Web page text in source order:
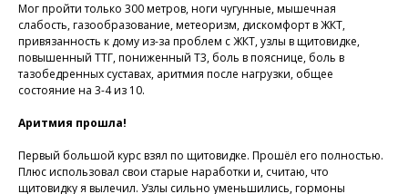
Мог пройти только 300 метров, ноги чугунные, мышечная
слабость, газообразование, метеоризм, дискомфорт в ЖКТ,
привязанность к дому из-за проблем с ЖКТ, узлы в щитовидке,
повышенный ТТГ, пониженный Т3, боль в пояснице, боль в
тазобедренных суставах, аритмия после нагрузки, общее
состояние на 3-4 из 10.
Аритмия прошла!
Первый большой курс взял по щитовидке. Прошёл его полностью.
Плюс использовал свои старые наработки и, считаю, что
щитовидку я вылечил. Узлы сильно уменьшились, гормоны